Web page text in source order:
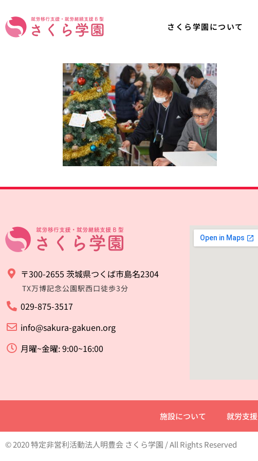
さくら学園について
〒300-2655 茨城県つくば市島名2304
TX万博記念公園駅西口徒歩3分
029-875-3517
info@sakura-gakuen.org
月曜~金曜: 9:00~16:00
施設について 就労支援
© 2020 特定非営利活動法人明豊会 さくら学園 / All Rights Reserved